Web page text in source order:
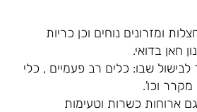
ומזרונים נוחים וכן כריות
חאן בדואי.
שבו: כלים רב פעמיים , כלי
מקרר וכו'.
ארוחות כשרות וטעימות